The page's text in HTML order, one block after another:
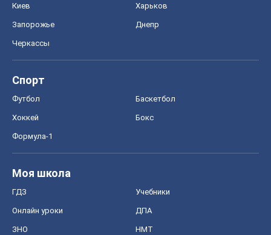
Киев Харьков
Запорожье Днепр
Черкассы
Спорт
Футбол Баскетбол
Хоккей Бокс
Формула-1
Моя школа
ГДЗ Учебники
Онлайн уроки ДПА
ЗНО НМТ